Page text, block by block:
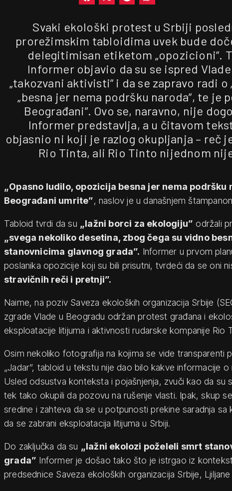
Svaki ekološki protest u Srbiji
prorežimskim tabloidima uvek bude
delegitimisan etiketom „opozicioni”.
Informer objavio da su se ispred
„takozvani aktivisti” i da se zapravo radi
„besna jer nema podršku naroda”, te je
Beograđani”. Ovo se, naravno, nije
Informer predstavlja, a u čitavom
objasnio ni koji je razlog okupljanja – reč
Rio Tinta, ali Rio Tinto nijednom
„Opasno ludilo, opozicija besna jer nema podršku
Beograđani umrite”, naslov je u današnjem
Tabloid tvrdi da su „lažni borci za ekologiju” održali
„svega nekoliko desetina, zbog čega su vidno
stanovnicima glavnog grada”. Informer u prvom
poslanika opozicije koji su bili prisutni, tvrdeći da se oni
stravičnih reči i pretnji”.
Naime, na poziv Saveza ekoloških organizacija Srbije
zgrade Vlade u Beogradu održan protest građana i
eksploatacije litijuma i aktivnosti rudarske kompanije Rio
Osim nekoliko fotografija na kojima se vide transparenti
„Jadar”, tabloid u tekstu nije dao bilo kakve informacije o
Usled odsustva konteksta i pojašnjenja, zvuči kao da su
tek tako okupili da pozovu na rušenje vlasti. Ipak, skup
sredine i zahteva da se u potpunosti prekine saradnja sa
da se zabrani eksploatacija litijuma u Srbiji.
Do zaključka da su „lažni ekolozi poželeli smrt
grada” Informer je došao tako što je istrgao iz
predsednice Saveza ekoloških organizacija Srbije,